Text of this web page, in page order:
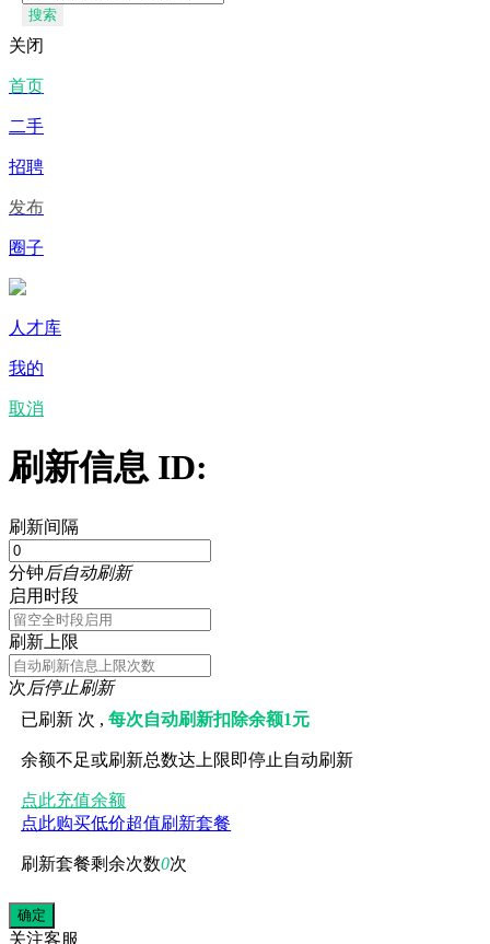
搜索
关闭
首页
二手
招聘
发布
圈子
人才库
我的
取消
刷新信息 ID:
刷新间隔
分钟后自动刷新
启用时段
刷新上限
次后停止刷新
已刷新 次 ,每次自动刷新扣除余额1元
余额不足或刷新总数达上限即停止自动刷新
点此充值余额
点此购买低价超值刷新套餐
刷新套餐剩余次数0次
关注客服